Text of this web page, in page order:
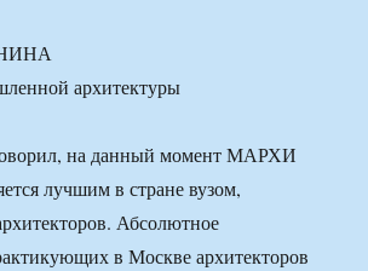
архитектуры
на данный момент МАРХИ
лучшим в стране вузом,
Абсолютное
в Москве архитекторов